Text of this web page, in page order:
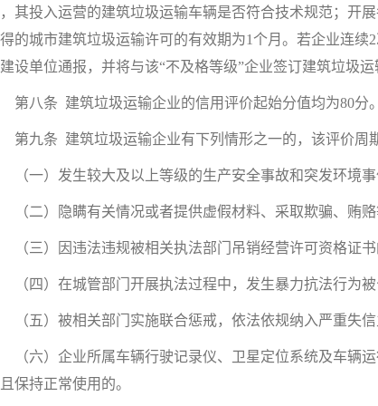
其投入运营的建筑垃圾运输车辆是否符合技术规范；开
的城市建筑垃圾运输许可的有效期为1个月。若企业连
设单位通报，并将与该“不及格等级”企业签订建筑垃圾
八条 建筑垃圾运输企业的信用评价起始分值均为80分。
九条 建筑垃圾运输企业有下列情形之一的，该评价周期
一）发生较大及以上等级的生产安全事故和突发环境事
二）隐瞒有关情况或者提供虚假材料、采取欺骗、贿赂
三）因违法违规被相关执法部门吊销经营许可资格证书
四）在城管部门开展执法过程中，发生暴力抗法行为被
五）被相关部门实施联合惩戒，依法依规纳入严重失信
六）企业所属车辆行驶记录仪、卫星定位系统及车辆运
保持正常使用的。